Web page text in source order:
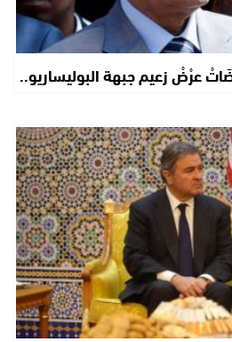
عرْضْ زعيم جبهة البوليساريو..